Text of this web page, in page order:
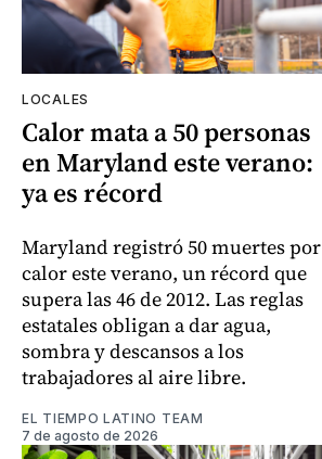
LOCALES
Calor mata a 50 personas
en Maryland este verano:
ya es récord
Maryland registró 50 muertes por
calor este verano, un récord que
supera las 46 de 2012. Las reglas
estatales obligan a dar agua,
sombra y descansos a los
trabajadores al aire libre.
EL TIEMPO LATINO TEAM
7 de agosto de 2026